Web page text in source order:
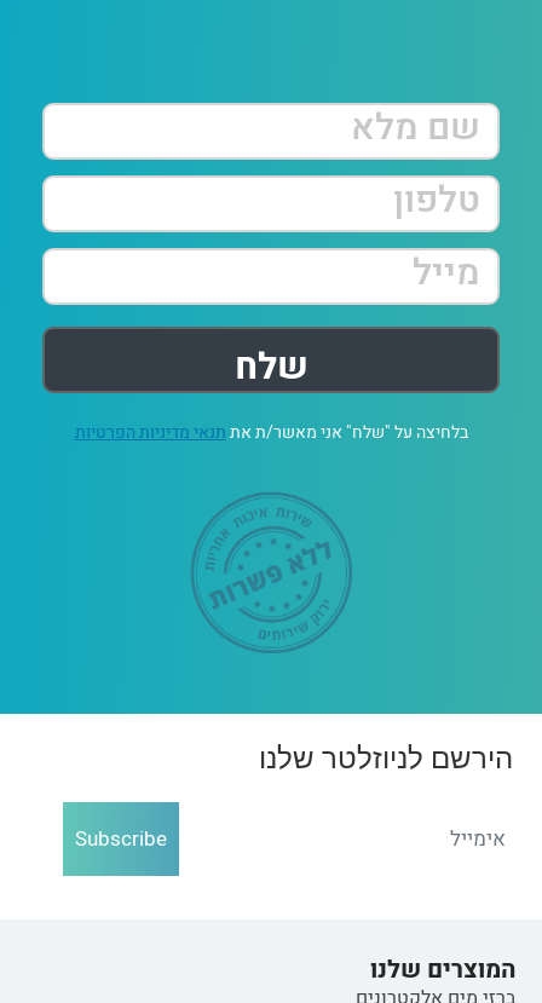
בלחיצה על "שלח" אני מאשר/ת אתתנאי מדיניות הפרטיות
הירשם לניוזלטר שלנו
Subscribe
המוצרים שלנו